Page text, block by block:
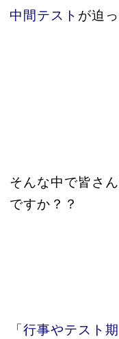
中間テスト が迫
そんな中で皆さん
ですか？？
「行事やテスト